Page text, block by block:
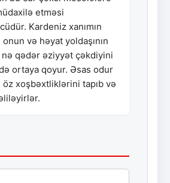
etməsi
Kardeniz xanımın
onun və həyat yoldaşının
nə qədər əziyyət çəkdiyini
ortaya qoyur. Əsas odur
öz xoşbəxtliklərini tapıb və